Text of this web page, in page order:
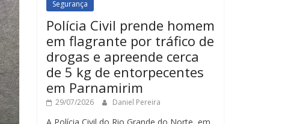
Segurança
Polícia Civil prende homem
em flagrante por tráfico de
drogas e apreende cerca
de 5 kg de entorpecentes
em Parnamirim
29/07/2026 Daniel Pereira